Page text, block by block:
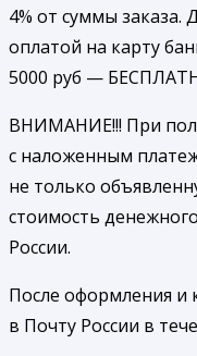
4% от суммы заказа.
оплатой на карту
5000 руб —
ВНИМАНИЕ!!! При
с наложенным
не только
стоимость
России.
После оформления и
в Почту России в